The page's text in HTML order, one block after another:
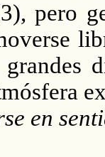
pero
en